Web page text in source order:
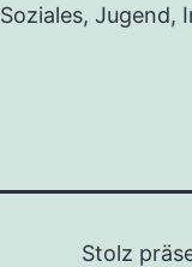
Soziales, Jugend,
Stolz